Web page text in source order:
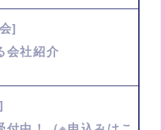
]
会社紹介